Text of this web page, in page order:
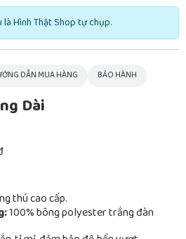
là Hình Thật Shop tự chụp.
DẪN MUA HÀNG BẢO HÀNH
Dài
thú cao cấp.
100% bông polyester trắng đàn